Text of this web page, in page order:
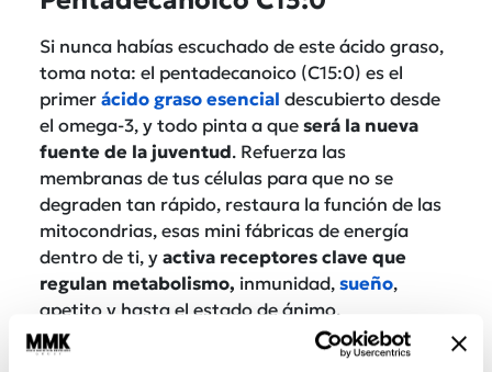
Si nunca habías escuchado de este ácido graso,
toma nota: el pentadecanoico (C15:0) es el
primer ácido graso esencial descubierto desde
el omega-3, y todo pinta a que será la nueva
fuente de la juventud. Refuerza las
membranas de tus células para que no se
degraden tan rápido, restaura la función de las
mitocondrias, esas mini fábricas de energía
dentro de ti, y activa receptores clave que
regulan metabolismo, inmunidad, sueño,
apetito y hasta el estado de ánimo.